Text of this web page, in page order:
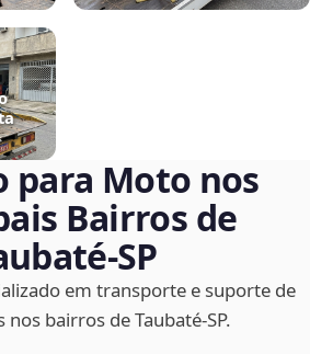
para Moto nos
Bairros de
em transporte e suporte de
bairros de Taubaté‑SP.